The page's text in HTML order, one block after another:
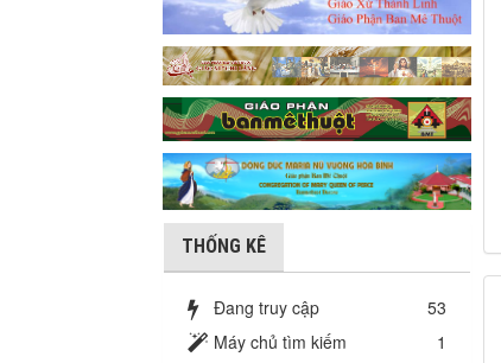
THỐNG KÊ
Đang truy cập
53
Máy chủ tìm kiếm
1